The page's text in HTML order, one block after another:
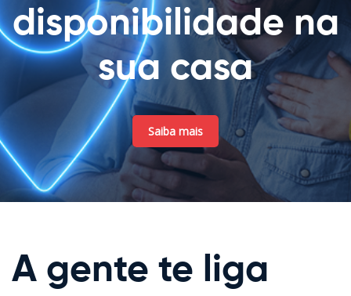
disponibilidade na
sua casa
Saiba mais
A gente te liga